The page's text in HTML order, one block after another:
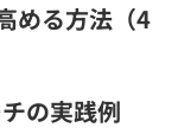
める方法（4
の実践例